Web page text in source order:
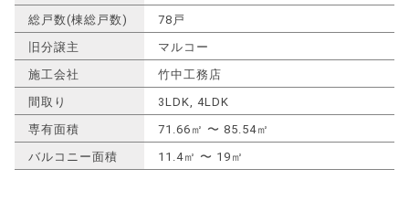
総戸数(棟総戸数)
78戸
旧分譲主
マルコー
施工会社
竹中工務店
間取り
3LDK, 4LDK
専有面積
71.66㎡ 〜 85.54㎡
バルコニー面積
11.4㎡ 〜 19㎡